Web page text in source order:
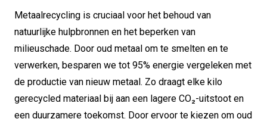
Metaalrecycling is cruciaal voor het behoud van
natuurlijke hulpbronnen en het beperken van
milieuschade. Door oud metaal om te smelten en te
verwerken, besparen we tot 95% energie vergeleken met
de productie van nieuw metaal. Zo draagt elke kilo
gerecycled materiaal bij aan een lagere CO₂-uitstoot en
een duurzamere toekomst. Door ervoor te kiezen om oud